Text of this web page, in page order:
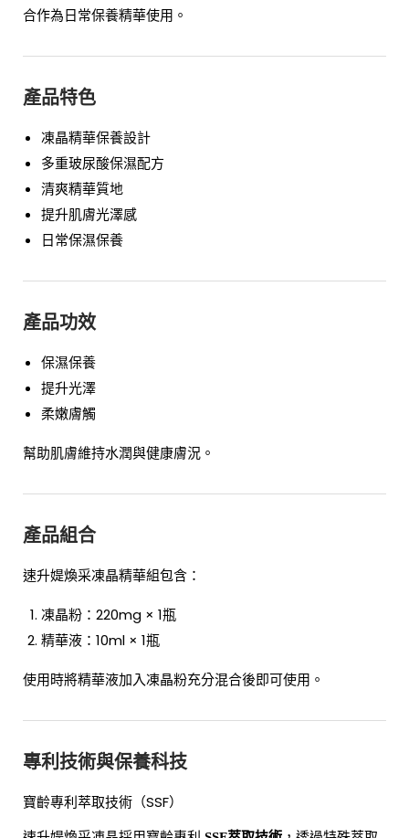
合作為日常保養精華使用。
產品特色
凍晶精華保養設計
多重玻尿酸保濕配方
清爽精華質地
提升肌膚光澤感
日常保濕保養
產品功效
保濕保養
提升光澤
柔嫩膚觸
幫助肌膚維持水潤與健康膚況。
產品組合
速升媞煥采凍晶精華組包含：
凍晶粉：220mg × 1瓶
精華液：10ml × 1瓶
使用時將精華液加入凍晶粉充分混合後即可使用。
專利技術與保養科技
寶齡專利萃取技術（SSF）